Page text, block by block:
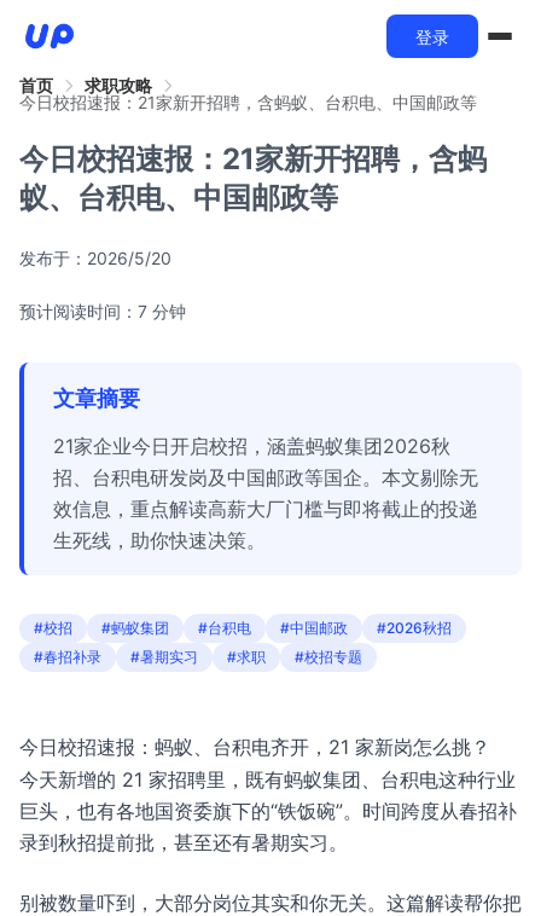
登录
首页
求职攻略
今日校招速报：21家新开招聘，含蚂蚁、台积电、中国邮政等
今日校招速报：21家新开招聘，含蚂
蚁、台积电、中国邮政等
发布于： 2026/5/20
预计阅读时间：7 分钟
文章摘要
21家企业今日开启校招，涵盖蚂蚁集团2026秋
招、台积电研发岗及中国邮政等国企。本文剔除无
效信息，重点解读高薪大厂门槛与即将截止的投递
生死线，助你快速决策。
#校招 #蚂蚁集团 #台积电 #中国邮政
#2026秋招
#春招补录
#暑期实习 #求职 #校招专题
今日校招速报：蚂蚁、台积电齐开，21 家新岗怎么挑？
今天新增的 21 家招聘里，既有蚂蚁集团、台积电这种行业
巨头，也有各地国资委旗下的“铁饭碗”。时间跨度从春招补
录到秋招提前批，甚至还有暑期实习。
别被数量吓到，大部分岗位其实和你无关。这篇解读帮你把